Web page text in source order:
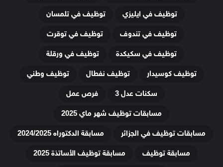
توظيف في ايليزي
توظيف في تلمسان
توظيف في تندوف
توظيف في توقرت
توظيف في سكيكدة
توظيف في ورقلة
توظيف كوسيدار
توظيف نفطال
توظيف وطني
سكنات عدل 3
فرص عمل
مسابقات توظيف شهر ماي 2025
مسابقات توظيف في الجزائر
مسابقة الدكتوراه 2024/2025
مسابقة توظيف
مسابقة توظيف الأساتذة 2025